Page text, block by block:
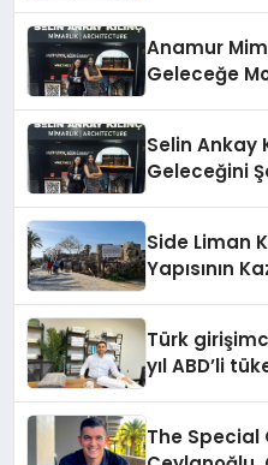
Anamur
Geleceğe
Selin Ankay
Geleceğini
Side Liman
Yapısının
Türk
yıl ABD’li
The Special